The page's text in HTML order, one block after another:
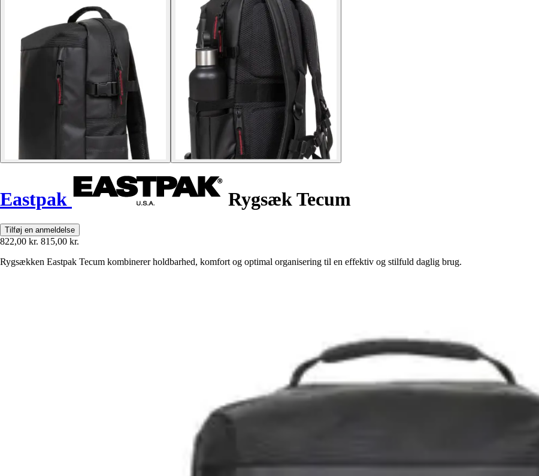
Eastpak Rygsæk Tecum
Tilføj en anmeldelse
822,00 kr. 815,00 kr.
Rygsækken Eastpak Tecum kombinerer holdbarhed, komfort og optimal organisering til en effektiv og stilfuld daglig brug.